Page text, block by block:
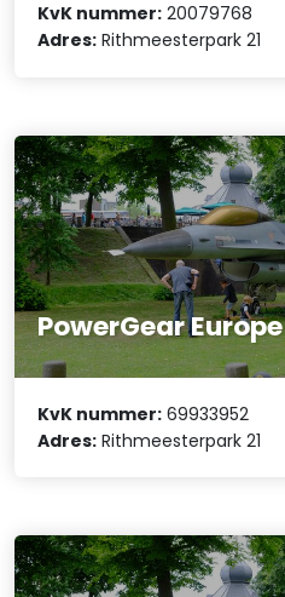
KvK nummer: 20079768
Adres: Rithmeesterpark 21
PowerGear Europe
KvK nummer: 69933952
Adres: Rithmeesterpark 21